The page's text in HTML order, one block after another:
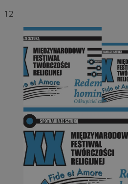
12